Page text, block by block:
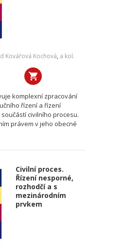
Kovářová Kochová, a kol.
komplexní zpracování
řízení a řízení
civilního procesu.
právem v jeho obecné
Civilní proces.
Řízení nesporné,
rozhodčí a s
mezinárodním
prvkem